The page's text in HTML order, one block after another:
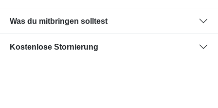
Was du mitbringen solltest
Kostenlose Stornierung